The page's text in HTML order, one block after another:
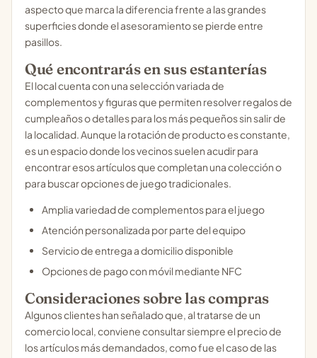
aspecto que marca la diferencia frente a las grandes
superficies donde el asesoramiento se pierde entre
pasillos.
Qué encontrarás en sus estanterías
El local cuenta con una selección variada de
complementos y figuras que permiten resolver regalos de
cumpleaños o detalles para los más pequeños sin salir de
la localidad. Aunque la rotación de producto es constante,
es un espacio donde los vecinos suelen acudir para
encontrar esos artículos que completan una colección o
para buscar opciones de juego tradicionales.
Amplia variedad de complementos para el juego
Atención personalizada por parte del equipo
Servicio de entrega a domicilio disponible
Opciones de pago con móvil mediante NFC
Consideraciones sobre las compras
Algunos clientes han señalado que, al tratarse de un
comercio local, conviene consultar siempre el precio de
los artículos más demandados, como fue el caso de las